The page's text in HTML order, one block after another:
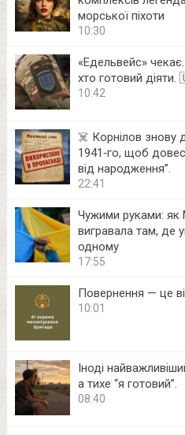
морської піхоти
10:30
«Едельвейс»
хто готовий
10:42
☠️ Корнілов знову
1941‑го, щоб
від народження”.
22:41
Чужими руками: як
вигравала там, де
одному
17:55
Повернення — це
10:01
Іноді
а тихе “я готовий”.
08:40